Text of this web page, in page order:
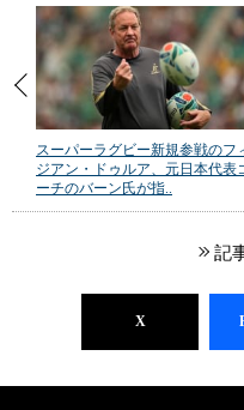
スーパーラグビー新規参戦のフ
ジアン・ドゥルア、元日本代表
ーチのバーン氏が指..
記
X